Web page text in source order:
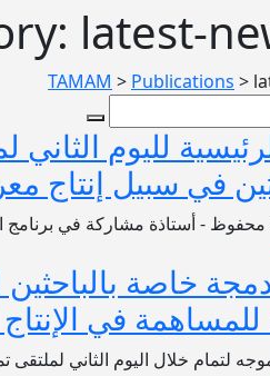
latest-
TAMAM > Publications >
لليوم
في سبيل إنتاج
- أستاذة مشاركة في برنامج
خاصة بالباحثين
في الإنتاج
لتمام خلال اليوم الثاني